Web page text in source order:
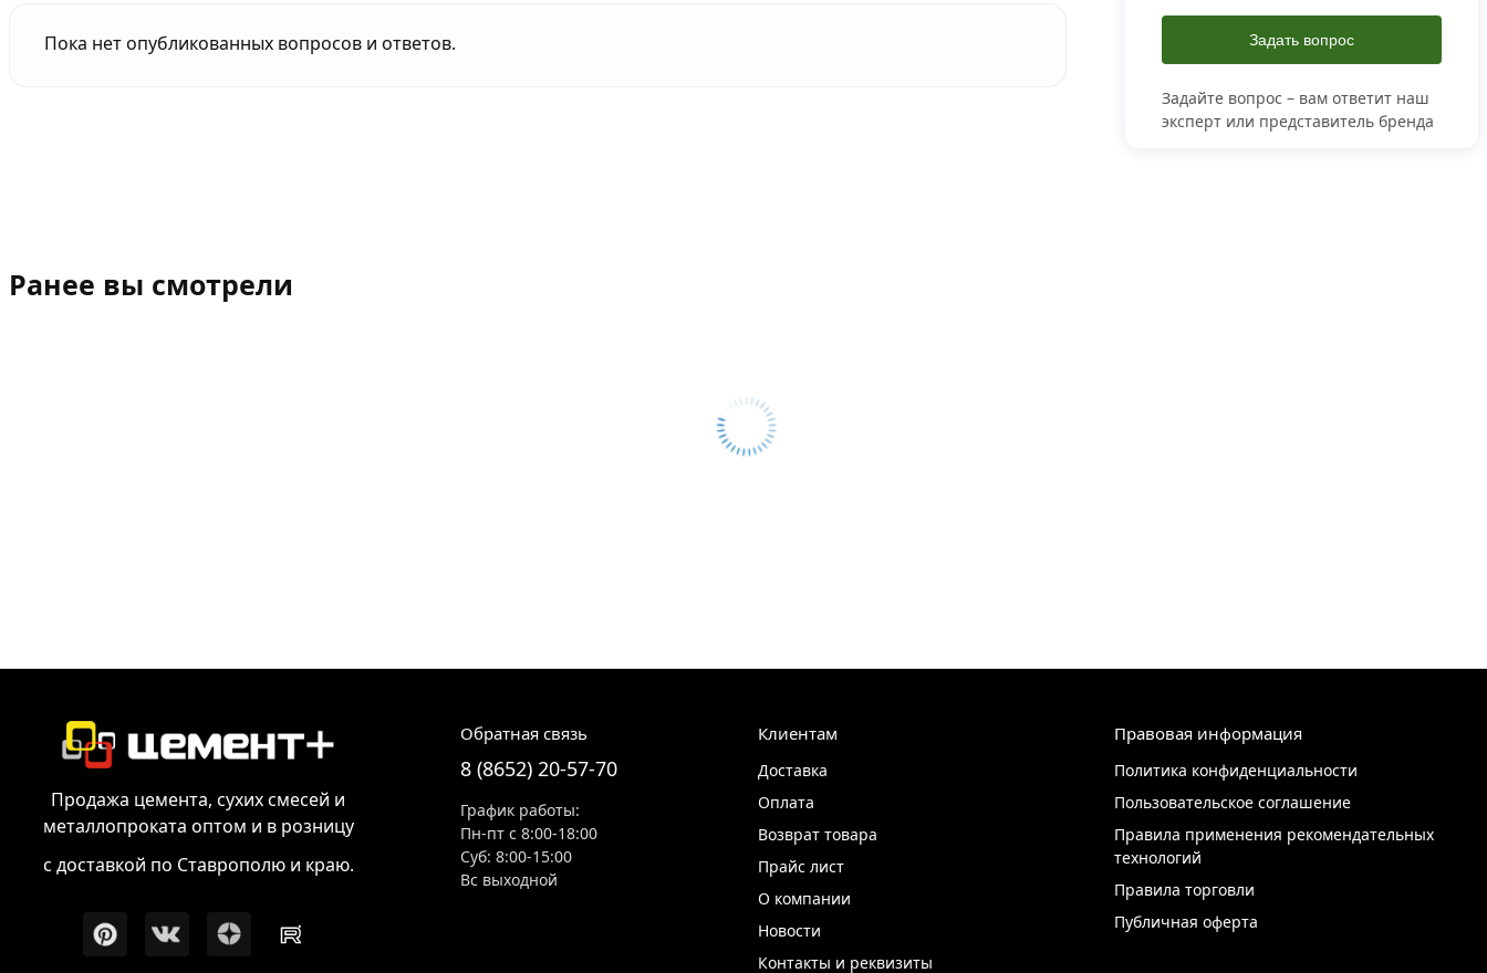
Пока нет опубликованных вопросов и ответов. Задать вопрос
Задайте вопрос – вам ответит наш
эксперт или представитель бренда
Ранее вы смотрели
Продажа цемента, сухих смесей и
металлопроката оптом и в розницу
с доставкой по Ставрополю и краю.
Обратная связь
8 (8652) 20-57-70
График работы:
Пн-пт с 8:00-18:00
Суб: 8:00-15:00
Вс выходной
Клиентам
Доставка
Оплата
Возврат товара
Прайс лист
О компании
Новости
Контакты и реквизиты
Правовая информация
Политика конфиденциальности
Пользовательское соглашение
Правила применения рекомендательных
технологий
Правила торговли
Публичная оферта